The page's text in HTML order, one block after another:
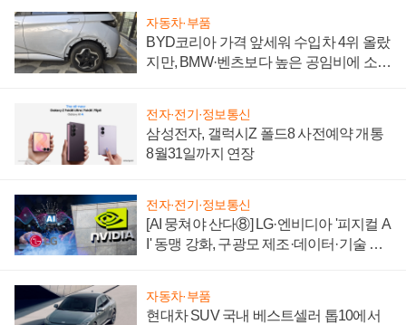
자동차·부품
BYD코리아 가격 앞세워 수입차 4위 올랐
지만, BMW·벤츠보다 높은 공임비에 소비
전자·전기·정보통신
삼성전자, 갤럭시Z 폴드8 사전예약 개통
8월31일까지 연장
전자·전기·정보통신
[AI 뭉쳐야 산다⑧] LG·엔비디아 '피지컬 A
I' 동맹 강화, 구광모 제조·데이터·기술 결
자동차·부품
현대차 SUV 국내 베스트셀러 톱10에서